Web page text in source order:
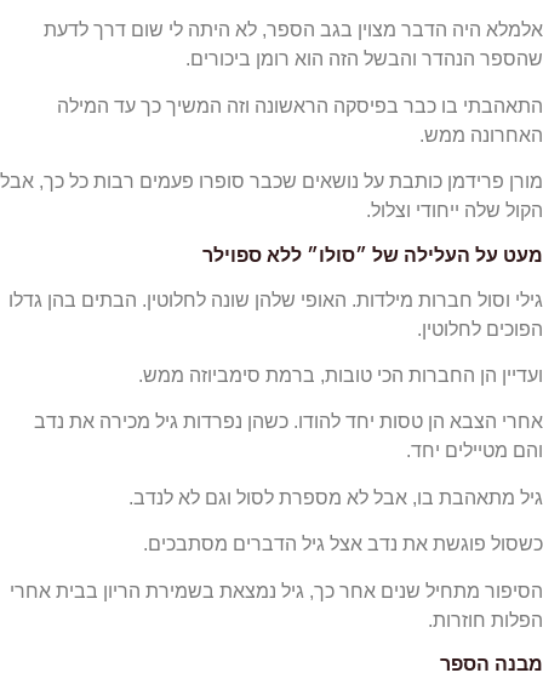
הדבר מצוין בגב הספר, לא היתה לי שום דרך לדעת
והבשל הזה הוא רומן ביכורים.
בו כבר בפיסקה הראשונה וזה המשיך כך עד המילה
ממש.
כותבת על נושאים שכבר סופרו פעמים רבות כל כך, אבל
ייחודי וצלול.
של ״סולו״ ללא ספוילר
חברות מילדות. האופי שלהן שונה לחלוטין. הבתים בהן גדלו
החברות הכי טובות, ברמת סימביוזה ממש.
הן טסות יחד להודו. כשהן נפרדות גיל מכירה את נדב
יחד.
בו, אבל לא מספרת לסול וגם לא לנדב.
את נדב אצל גיל הדברים מסתבכים.
שנים אחר כך, גיל נמצאת בשמירת הריון בבית אחרי